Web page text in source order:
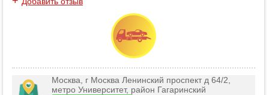
Москва, г Москва Ленинский проспект д 64/2,
метро Университет, район Гагаринский